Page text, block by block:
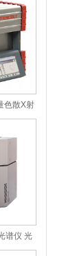
色散X射
谱仪 光